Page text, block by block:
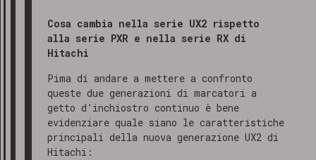
Cosa cambia nella serie UX2 rispetto
alla serie PXR e nella serie RX di
Hitachi
Pima di andare a mettere a confronto
queste due generazioni di marcatori a
getto d’inchiostro continuo è bene
evidenziare quale siano le caratteristiche
principali della nuova generazione UX2 di
Hitachi: